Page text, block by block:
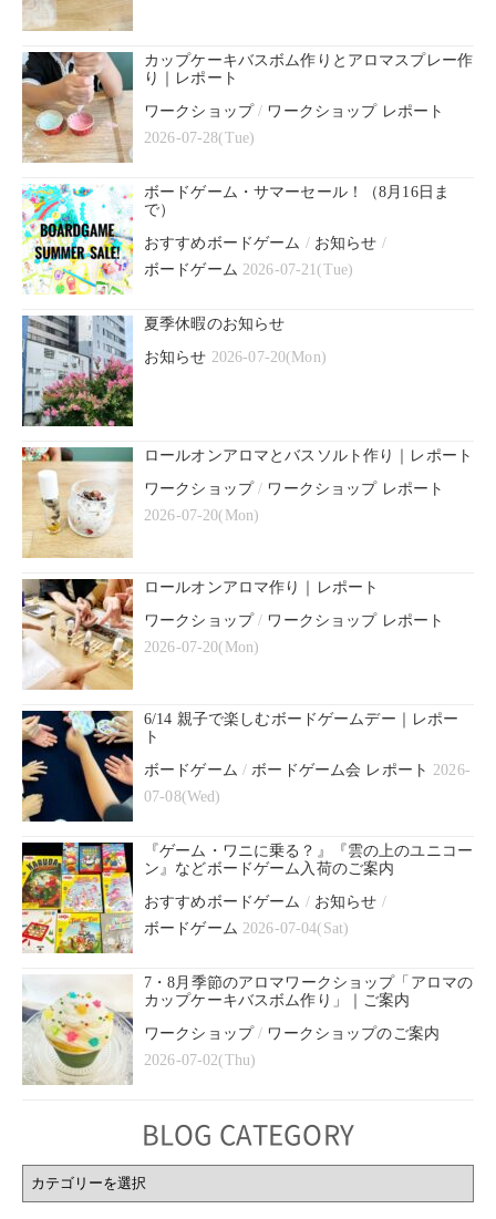
カップケーキバスボム作りとアロマスプレー作
り｜レポート
ワークショップ/ ワークショップ レポート
2026-07-28(Tue)
ボードゲーム・サマーセール！（8月16日ま
で）
おすすめボードゲーム / お知らせ /
ボードゲーム 2026-07-21(Tue)
夏季休暇のお知らせ
お知らせ 2026-07-20(Mon)
ロールオンアロマとバスソルト作り｜レポート
ワークショップ/ ワークショップ レポート
2026-07-20(Mon)
ロールオンアロマ作り｜レポート
ワークショップ/ ワークショップ レポート
2026-07-20(Mon)
6/14 親子で楽しむボードゲームデー｜レポー
ト
ボードゲーム / ボードゲーム会 レポート 2026-
07-08(Wed)
『ゲーム・ワニに乗る？』『雲の上のユニコー
ン』などボードゲーム入荷のご案内
おすすめボードゲーム / お知らせ /
ボードゲーム 2026-07-04(Sat)
7・8月季節のアロマワークショップ「アロマの
カップケーキバスボム作り」｜ご案内
ワークショップ/ ワークショップのご案内
2026-07-02(Thu)
BLOG CATEGORY
BLOG
CATEGORY